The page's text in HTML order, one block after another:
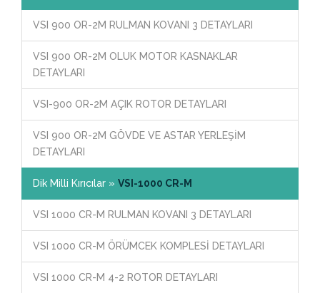
VSI 900 OR-2M RULMAN KOVANI 3 DETAYLARI
VSI 900 OR-2M OLUK MOTOR KASNAKLAR
DETAYLARI
VSI-900 OR-2M AÇIK ROTOR DETAYLARI
VSI 900 OR-2M GÖVDE VE ASTAR YERLEŞİM
DETAYLARI
Dik Milli Kırıcılar » VSI-1000 CR-M
VSI 1000 CR-M RULMAN KOVANI 3 DETAYLARI
VSI 1000 CR-M ÖRÜMCEK KOMPLESİ DETAYLARI
VSI 1000 CR-M 4-2 ROTOR DETAYLARI